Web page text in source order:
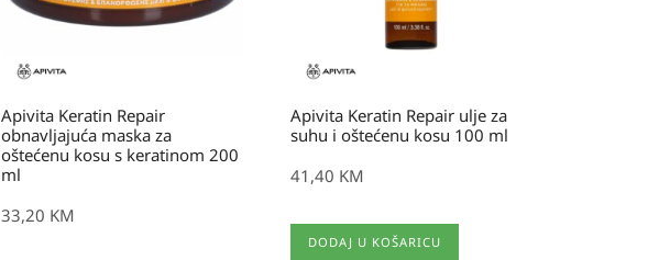
Apivita Keratin Repair
obnavljajuća maska ​​za
oštećenu kosu s keratinom 200
ml
33,20 KM
Apivita Keratin Repair ulje za
suhu i oštećenu kosu 100 ml
41,40 KM
DODAJ U KOŠARICU